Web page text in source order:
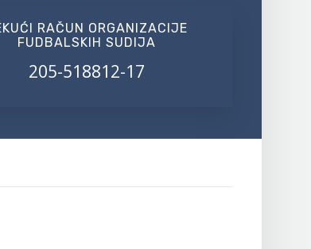
RAČUN ORGANIZACIJE
FUDBALSKIH SUDIJA
205-518812-17